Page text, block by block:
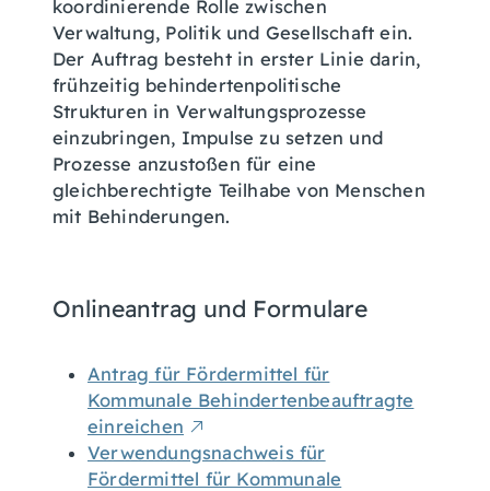
koordinierende Rolle zwischen
Verwaltung, Politik und Gesellschaft ein.
Der Auftrag besteht in erster Linie darin,
frühzeitig behindertenpolitische
Strukturen in Verwaltungsprozesse
einzubringen, Impulse zu setzen und
Prozesse anzustoßen für eine
gleichberechtigte Teilhabe von Menschen
mit Behinderungen.
Onlineantrag und Formulare
Antrag für Fördermittel für
Kommunale Behindertenbeauftragte
einreichen
Verwendungsnachweis für
Fördermittel für Kommunale